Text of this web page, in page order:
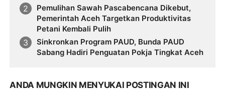
Pemulihan Sawah Pascabencana Dikebut,
Pemerintah Aceh Targetkan Produktivitas
Petani Kembali Pulih
Sinkronkan Program PAUD, Bunda PAUD
Sabang Hadiri Penguatan Pokja Tingkat Aceh
ANDA MUNGKIN MENYUKAI POSTINGAN INI